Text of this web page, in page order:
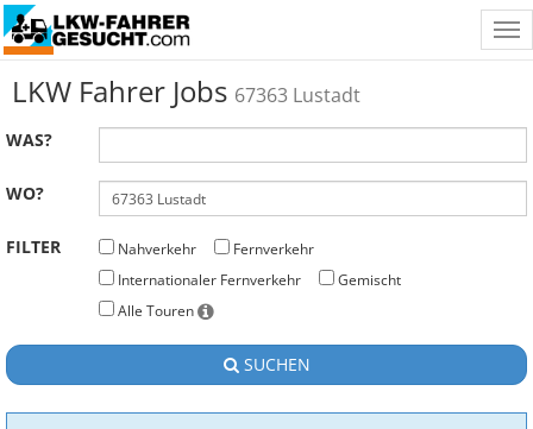
LKW Fahrer Jobs 67363 Lustadt
WAS?
WO?
FILTER Nahverkehr
Fernverkehr
Internationaler Fernverkehr
Gemischt
Alle Touren
SUCHEN